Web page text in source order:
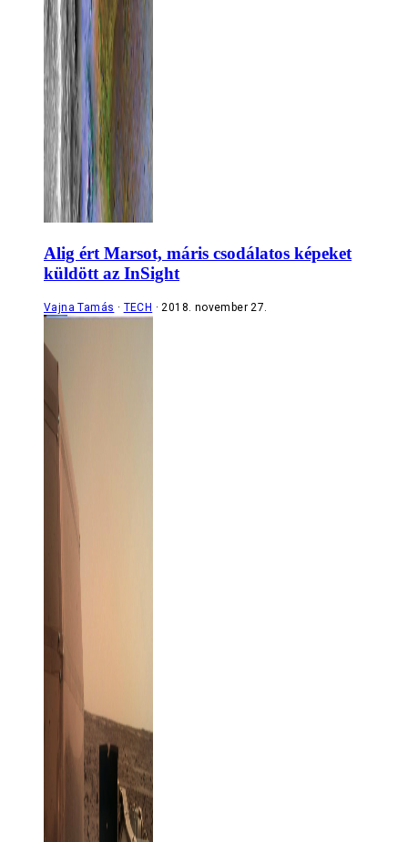
Alig ért Marsot, máris csodálatos képeket
küldött az InSight
Vajna Tamás TECH 2018. november 27.